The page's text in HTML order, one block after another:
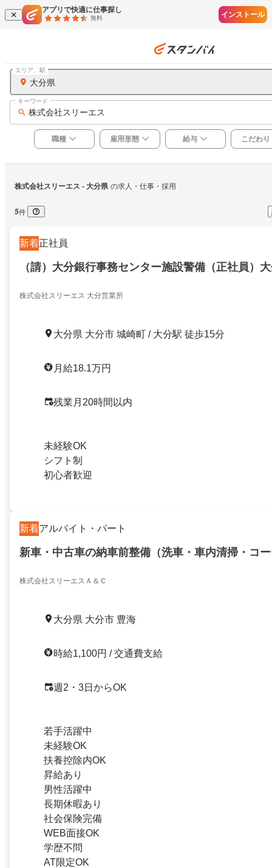
アプリで快適に仕事探し
無料 インストール
大分県
エリア、駅
株式会社スリーエス
キーワード
職種 雇用形態 給与 こだわり
株式会社スリーエス - 大分県 の求人・仕事・採用
5件
新着正社員
（請）大分銀行事務センター施設警備（正社員）
株式会社スリーエス 大分営業所
大分県 大分市 城崎町 / 大分駅 徒歩15分
月給18.1万円
残業月20時間以内
未経験OK
シフト制
初心者歓迎
新着アルバイト・パート
新車・中古車の納車前整備（洗車・車内清掃・コ
株式会社スリーエスＡ＆Ｃ
大分県 大分市 豊海
時給1,100円 / 交通費支給
週2・3日からOK
若手活躍中
未経験OK
扶養控除内OK
昇給あり
男性活躍中
長期休暇あり
社会保険完備
WEB面接OK
学歴不問
AT限定OK